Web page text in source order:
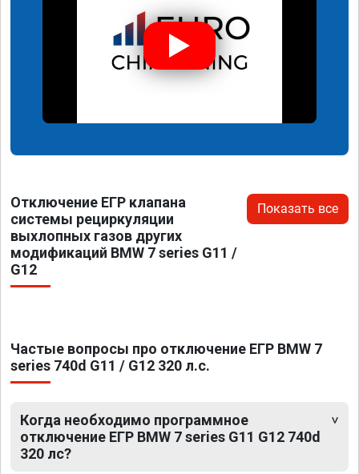
Отключение ЕГР клапана
системы рециркуляции
выхлопных газов других
модификаций BMW 7 series G11 /
G12
Показать все
Частые вопросы про отключение ЕГР BMW 7
series 740d G11 / G12 320 л.с.
Когда необходимо программное
отключение ЕГР BMW 7 series G11 G12 740d
320 лс?